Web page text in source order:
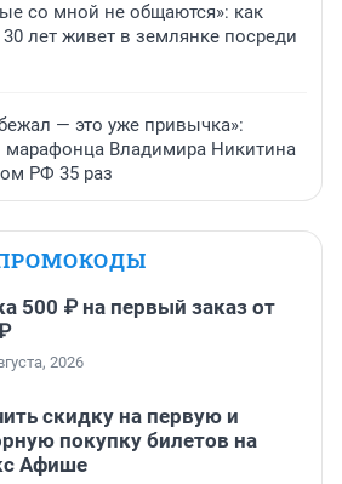
со мной не общаются»: как
лет живет в землянке посреди
— это уже привычка»:
марафонца Владимира Никитина
РФ 35 раз
500 ₽ на первый заказ от
2026
скидку на первую и
покупку билетов на
Афише